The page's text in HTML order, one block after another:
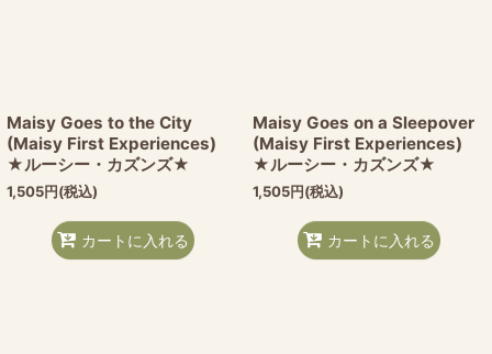
Maisy Goes to the City
(Maisy First Experiences)
★ルーシー・カズンズ★
1,505円(税込)
カートに入れる
Maisy Goes on a Sleepover
(Maisy First Experiences)
★ルーシー・カズンズ★
1,505円(税込)
カートに入れる